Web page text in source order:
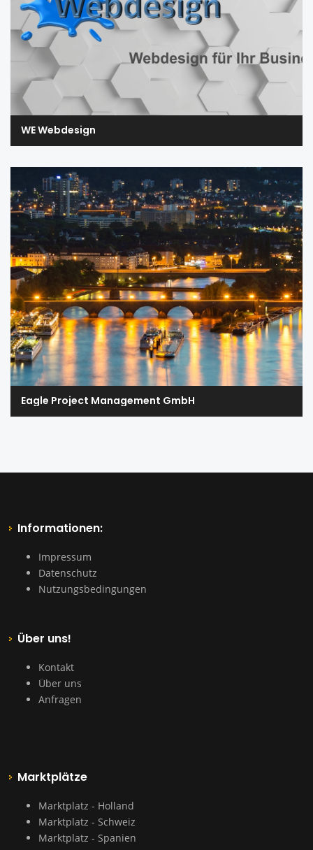
WE Webdesign
Eagle Project Management GmbH
Informationen:
Impressum
Datenschutz
Nutzungsbedingungen
Über uns!
Kontakt
Über uns
Anfragen
Marktplätze
Marktplatz - Holland
Marktplatz - Schweiz
Marktplatz - Spanien